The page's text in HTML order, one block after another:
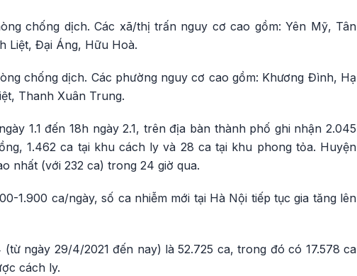
chống dịch. Các xã/thị trấn nguy cơ cao gồm: Yên Mỹ, Tân
Liệt, Đại Áng, Hữu Hoà.
chống dịch. Các phường nguy cơ cao gồm: Khương Đình, Hạ
Thanh Xuân Trung.
1.1 đến 18h ngày 2.1, trên địa bàn thành phố ghi nhận 2.045
1.462 ca tại khu cách ly và 28 ca tại khu phong tỏa. Huyện
nhất (với 232 ca) trong 24 giờ qua.
1.900 ca/ngày, số ca nhiễm mới tại Hà Nội tiếp tục gia tăng lên
ngày 29/4/2021 đến nay) là 52.725 ca, trong đó có 17.578 ca
cách ly.